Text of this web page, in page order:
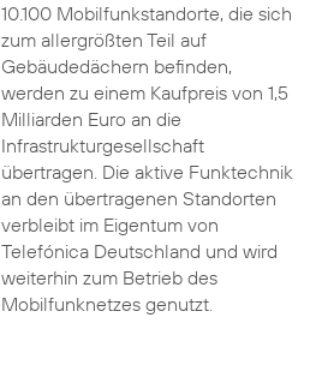
10.100 Mobilfunkstandorte, die sich
zum allergrößten Teil auf
Gebäudedächern befinden,
werden zu einem Kaufpreis von 1,5
Milliarden Euro an die
Infrastrukturgesellschaft
übertragen. Die aktive Funktechnik
an den übertragenen Standorten
verbleibt im Eigentum von
Telefónica Deutschland und wird
weiterhin zum Betrieb des
Mobilfunknetzes genutzt.